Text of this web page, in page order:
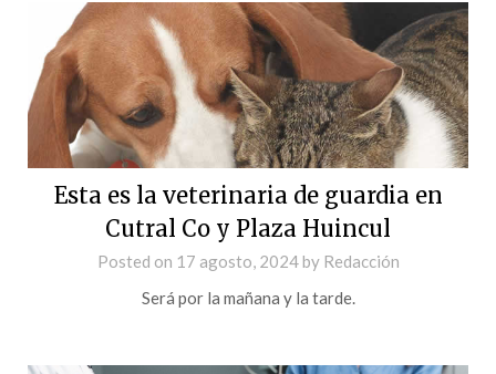
Esta es la veterinaria de guardia en
Cutral Co y Plaza Huincul
Posted on 17 agosto, 2024by Redacción
Será por la mañana y la tarde.